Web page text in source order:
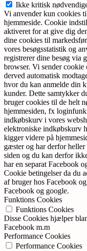
Ikke kritisk
Vi anvender kun cookies
hjemmeside. Cookie
aktiveret for at give dig
dine cookies til
vores besøgsstatistik og
registrerer dine besøg via
browser. Vi sender
derved automatisk
hvor du kan anmelde din
kunder. Dette samtykker
bruger cookies til de helt
hjemmesiden, fx
indkøbskurv i vores
elektroniske indkøbskurv
kigger videre på
gæster og har derfor
siden og du kan derfor
har en separat Facebook
Cookie betingelser da du
af bruger hos Facebook
Facebook og google.
Funktions Cookies
Funktions Cookies
Disse Cookies hjælper
Facebook m.m
Performance Cookies
Performance Cookies